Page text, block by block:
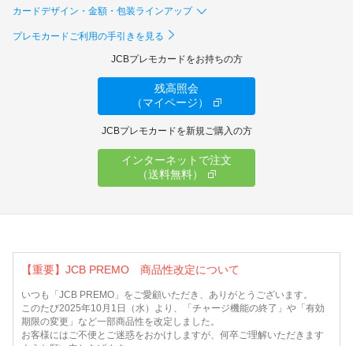
企業サイト
カードデザイン・金額・包装ラインアップ
プレモカードご利用の手引きを見る
JCBプレモカードをお持ちの方
残高照会
（マイページ）
JCBプレモカードを新規ご購入の方
インターネットで注文
（送料無料）
【重要】JCB PREMO 商品性改定について
いつも「JCB PREMO」をご愛顧いただき、ありがとうございます。
このたび2025年10月1日（水）より、「チャージ機能の終了」や「有効
期限の変更」など一部商品性を改定しました。
お客様にはご不便とご迷惑をおかけしますが、何卒ご理解いただきます